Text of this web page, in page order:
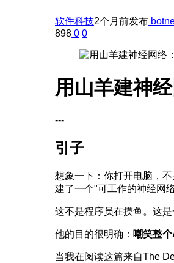
软件科技2个月前发布
898 0 0
用山羊建神经
---
引子
想象一下：你打开电脑，
建了一个"可工作的神经网络
这不是程序员在摸鱼。这
他的目的很明确： 嘲笑整
当我在阅读这篇来自The